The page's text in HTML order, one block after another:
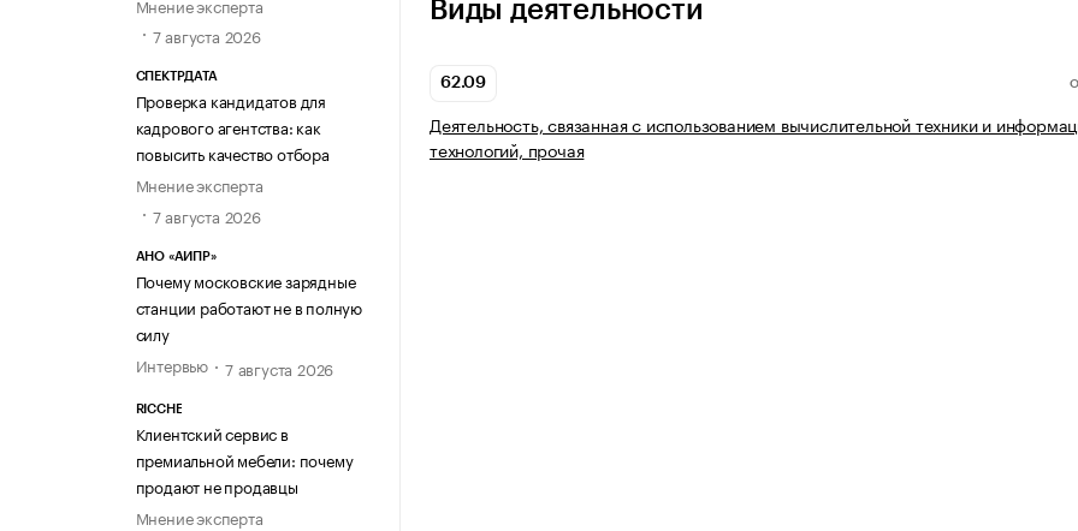
Мнение эксперта
7 августа 2026
СПЕКТРДАТА
Проверка кандидатов для
кадрового агентства: как
повысить качество отбора
Мнение эксперта
7 августа 2026
АНО «АИПР»
Почему московские зарядные
станции работают не в полную
силу
Интервью
7 августа 2026
RICCHE
Клиентский сервис в
премиальной мебели: почему
продают не продавцы
Мнение эксперта
Виды деятельности
62.09
Деятельность, связанная с использованием вычислительной техники и
технологий, прочая